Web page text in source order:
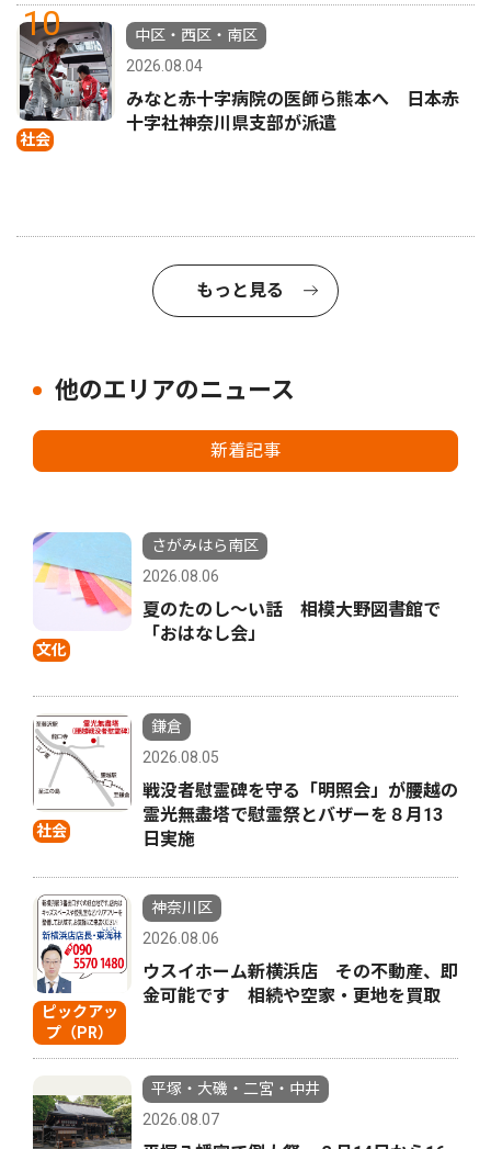
10
社会
中区・西区・南区
2026.08.04
みなと赤十字病院の医師ら熊本へ 日本赤
十字社神奈川県支部が派遣
もっと見る
他のエリアのニュース
新着記事
文化
さがみはら南区
2026.08.06
夏のたのし〜い話 相模大野図書館で
「おはなし会」
社会
鎌倉
2026.08.05
戦没者慰霊碑を守る「明照会」が腰越の
霊光無盡塔で慰霊祭とバザーを８月13
日実施
ピックアッ
プ（PR）
神奈川区
2026.08.06
ウスイホーム新横浜店 その不動産、即
金可能です 相続や空家・更地を買取
平塚・大磯・二宮・中井
2026.08.07